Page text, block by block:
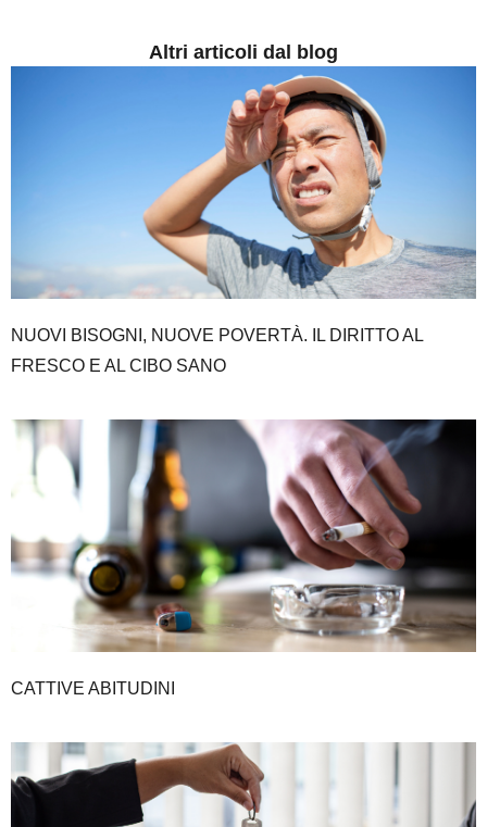
Altri articoli dal blog
NUOVI BISOGNI, NUOVE POVERTÀ. IL DIRITTO AL
FRESCO E AL CIBO SANO
CATTIVE ABITUDINI